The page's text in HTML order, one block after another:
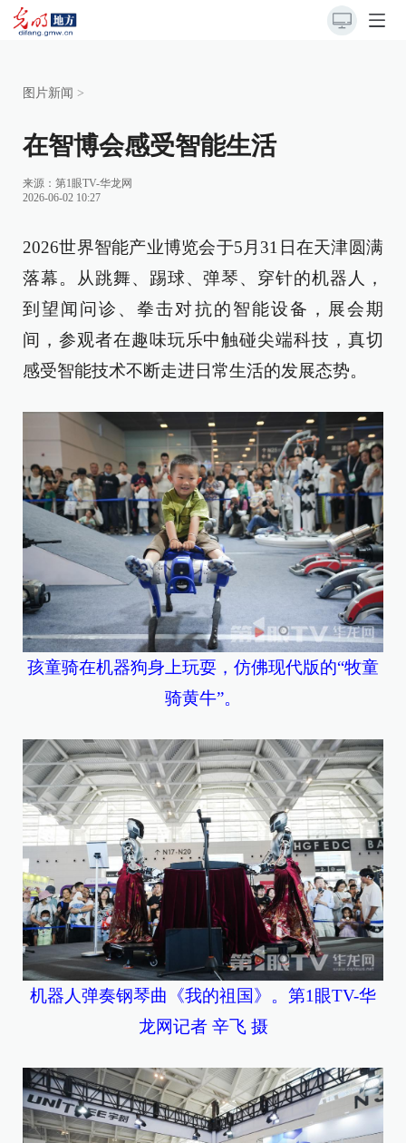
图片新闻 >
在智博会感受智能生活
来源： 第1眼TV-华龙网
2026-06-02 10:27
2026世界智能产业博览会于5月31日在天津圆满
落幕。从跳舞、踢球、弹琴、穿针的机器人，
到望闻问诊、拳击对抗的智能设备，展会期
间，参观者在趣味玩乐中触碰尖端科技，真切
感受智能技术不断走进日常生活的发展态势。
孩童骑在机器狗身上玩耍，仿佛现代版的“牧童
骑黄牛”。
机器人弹奏钢琴曲《我的祖国》。第1眼TV-华
龙网记者 辛飞 摄